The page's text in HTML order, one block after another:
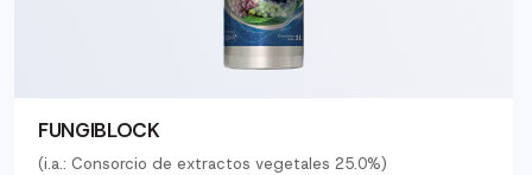
FUNGIBLOCK
(i.a.: Consorcio de extractos vegetales 25.0%)